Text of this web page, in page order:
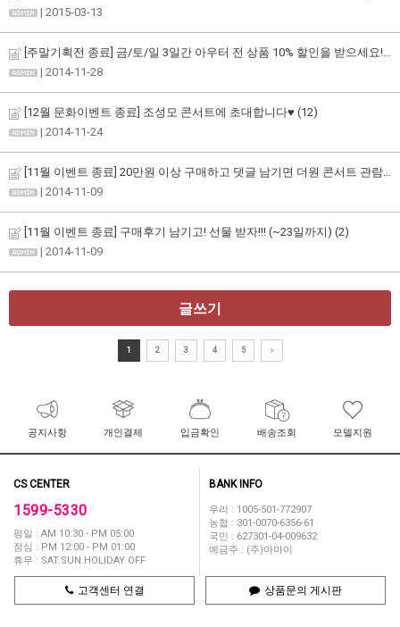
| 2015-03-13
[주말기획전 종료] 금/토/일 3일간 아우터 전 상품 10% 할인을 받으세요!!!
| 2014-11-28
[12월 문화이벤트 종료] 조성모 콘서트에 초대합니다♥ (12)
| 2014-11-24
[11월 이벤트 종료] 20만원 이상 구매하고 댓글 남기면 더원 콘서트 관람 기회까지!!!
| 2014-11-09
[11월 이벤트 종료] 구매후기 남기고! 선물 받자!!! (~23일까지) (2)
| 2014-11-09
글쓰기
1 2 3 4 5
공지사항 개인결제 입금확인 배송조회 모델지원
CS CENTER
1599-5330
평일 : AM 10:30 - PM 05:00
점심 : PM 12:00 - PM 01:00
휴무 : SAT.SUN.HOLIDAY OFF
BANK INFO
우리 : 1005-501-772907
농협 : 301-0070-6356-61
국민 : 627301-04-009632
예금주 : (주)아마이
고객센터 연결 상품문의 게시판